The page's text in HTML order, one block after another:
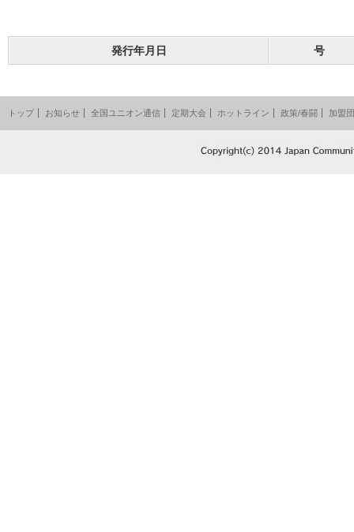
発行年月日 号
トップ お知らせ 全国ユニオン通信 定期大会 ホットライン 政策/春闘 加盟